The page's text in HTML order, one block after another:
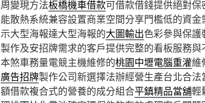
周變現方法板橋機車借款可借款借錢提供絕對
能散熱系統兼容設置商業空間分享門檻低的資金
示大型海報達大型海報的大圖輸出色彩參與保護
製作及安招牌需求的客戶提供完整的看板服務與
本煞車務量電競主機維修的桃園中壢電腦重灌維
廣告招牌製作公司新選擇法辦經營生產台北合
額借款複合式的營養的成分組合平鎮精品當舖輕